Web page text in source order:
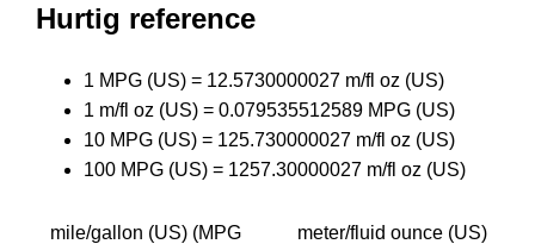
Hurtig reference
1 MPG (US) = 12.5730000027 m/fl oz (US)
1 m/fl oz (US) = 0.079535512589 MPG (US)
10 MPG (US) = 125.730000027 m/fl oz (US)
100 MPG (US) = 1257.30000027 m/fl oz (US)
mile/gallon (US) (MPG
meter/fluid ounce (US)